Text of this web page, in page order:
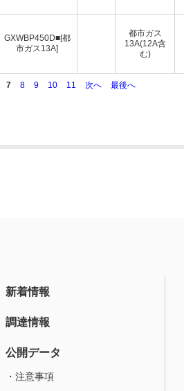
GXWBP450D■[都
市ガス13A]
都市ガス
13A(12A含
む)
7 8 9 10 11 次へ 最後へ
新着情報
調達情報
公開データ
・注意事項